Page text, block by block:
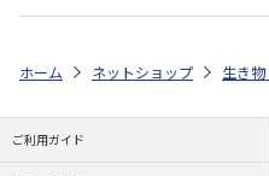
ホーム ネットショップ 生き
ご利用ガイド